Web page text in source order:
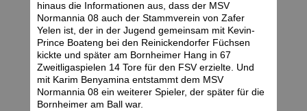
hinaus die Informationen aus, dass der MSV
Normannia 08 auch der Stammverein von Zafer
Yelen ist, der in der Jugend gemeinsam mit Kevin-
Prince Boateng bei den Reinickendorfer Füchsen
kickte und später am Bornheimer Hang in 67
Zweitligaspielen 14 Tore für den FSV erzielte. Und
mit Karim Benyamina entstammt dem MSV
Normannia 08 ein weiterer Spieler, der später für die
Bornheimer am Ball war.